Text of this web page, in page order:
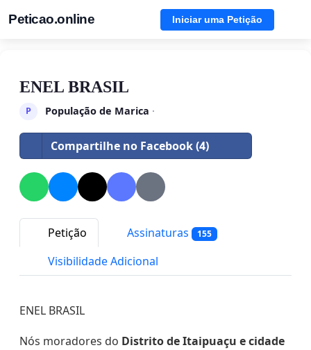
Peticao.online Iniciar uma Petição
ENEL BRASIL
P População de Marica ·
Compartilhe no Facebook (4)
Petição Assinaturas 155
Visibilidade Adicional
ENEL BRASIL
Nós moradores do Distrito de Itaipuaçu e cidade